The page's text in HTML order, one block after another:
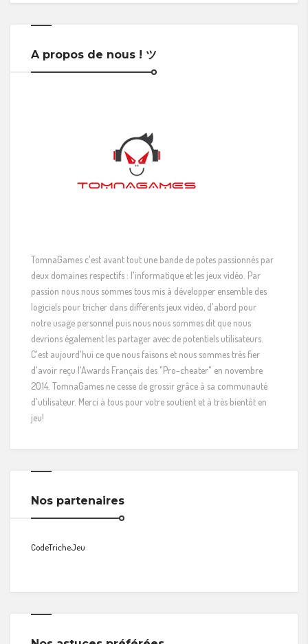
A propos de nous ! ツ
TomnaGames c'est avant tout une bande de potes passionnés par
deux domaines respectifs : l'informatique et les jeux vidéo. Par
passion nous nous sommes tous mis à développer ensemble des
logiciels pour tricher dans différents jeux vidéo, d'abord pour
notre usage personnel puis nous nous sommes dit que nous
devrions également les partager avec de potentiels utilisateurs.
C'est aujourd'hui ce que nous faisons et nous sommes très fier
d'avoir reçu l'Awards Français des "Pro-cheater" en novembre
2014. TomnaGames ne cesse de grossir grâce à sa communauté
d'utilisateur. Merci à tous pour votre soutient et à très bientôt en
jeu!
Nos partenaires
CodeTricheJeu